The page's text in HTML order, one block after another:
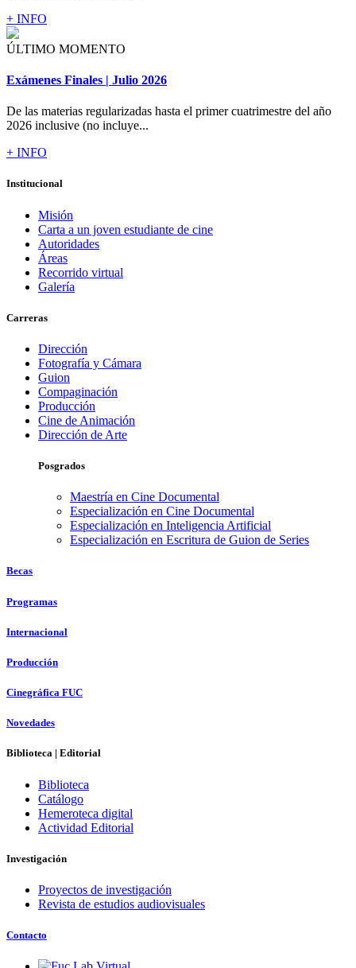
+ INFO
ÚLTIMO MOMENTO
Exámenes Finales | Julio 2026
De las materias regularizadas hasta el primer cuatrimestre del año
2026 inclusive (no incluye...
+ INFO
Institucional
Misión
Carta a un joven estudiante de cine
Autoridades
Áreas
Recorrido virtual
Galería
Carreras
Dirección
Fotografía y Cámara
Guion
Compaginación
Producción
Cine de Animación
Dirección de Arte
Posgrados
Maestría en Cine Documental
Especialización en Cine Documental
Especialización en Inteligencia Artificial
Especialización en Escritura de Guion de Series
Becas
Programas
Internacional
Producción
Cinegráfica FUC
Novedades
Biblioteca | Editorial
Biblioteca
Catálogo
Hemeroteca digital
Actividad Editorial
Investigación
Proyectos de investigación
Revista de estudios audiovisuales
Contacto